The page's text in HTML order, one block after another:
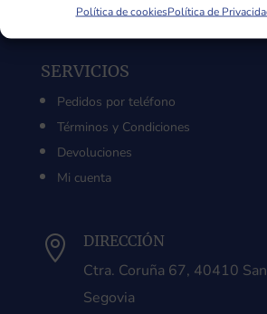
Política de cookiesPolítica de
SERVICIOS
Pedidos por teléfono
Términos y Condiciones
Devoluciones
Mi cuenta
 DIRECCIÓN
Ctra. Coruña 67, 40410
Segovia